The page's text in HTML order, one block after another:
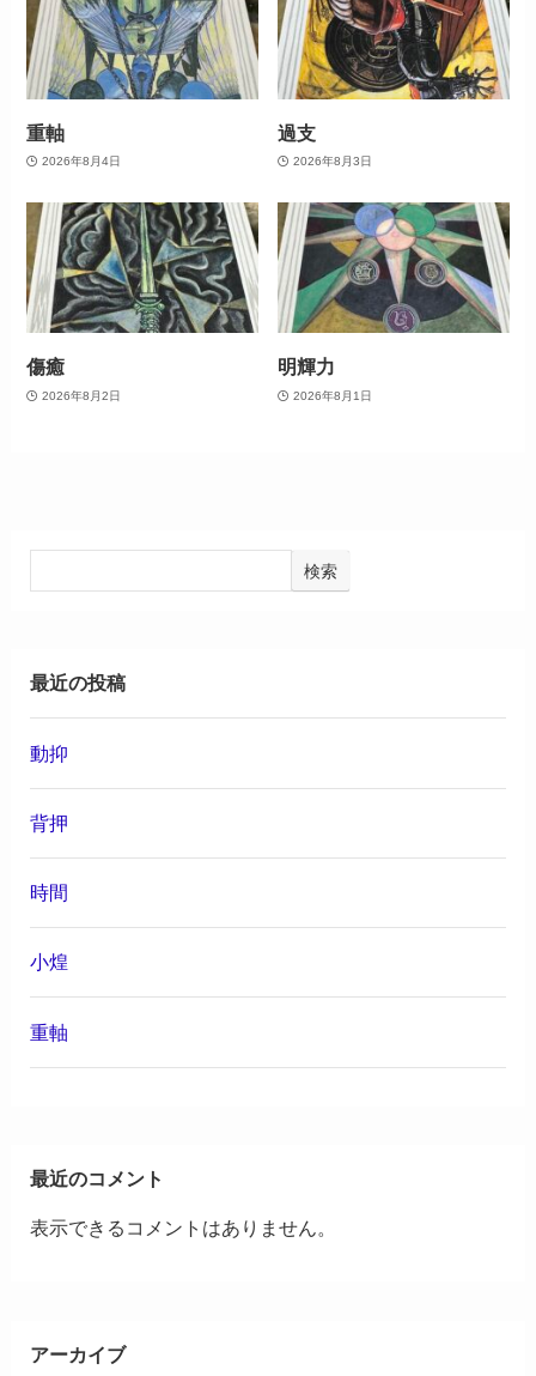
重軸
2026年8月4日
過支
2026年8月3日
傷癒
2026年8月2日
明輝力
2026年8月1日
検索
最近の投稿
動抑
背押
時間
小煌
重軸
最近のコメント
表示できるコメントはありません。
アーカイブ